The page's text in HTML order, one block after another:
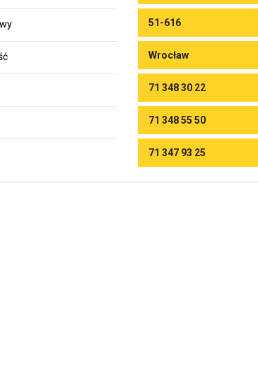
51-616
Wrocław
71 348 30 22
71 348 55 50
71 347 93 25